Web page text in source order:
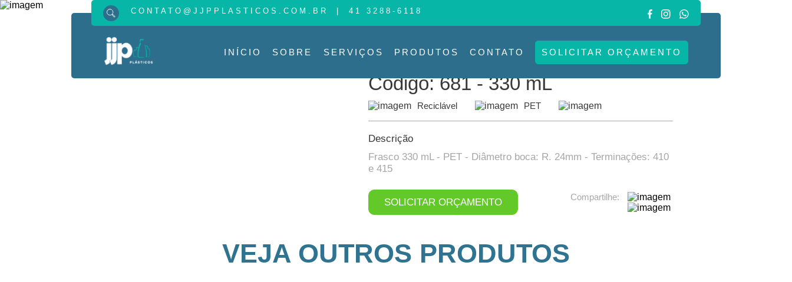
CONTATO@JJPPLASTICOS.COM.BR | 41 3288-6118
INÍCIO SOBRE SERVIÇOS PRODUTOS CONTATO SOLICITAR ORÇAMENTO
PRODUTOS
PRODUTOS
Produtos > Código: 681 330 mL.
Código: 681 - 330 mL
Reciclável PET
Descrição
Frasco 330 mL - PET - Diâmetro boca: R. 24mm - Terminações: 410
e 415
SOLICITAR ORÇAMENTO Compartilhe:
VEJA OUTROS PRODUTOS